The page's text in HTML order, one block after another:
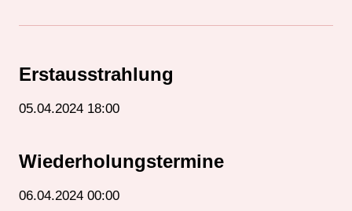
Erstausstrahlung
05.04.2024 18:00
Wiederholungstermine
06.04.2024 00:00